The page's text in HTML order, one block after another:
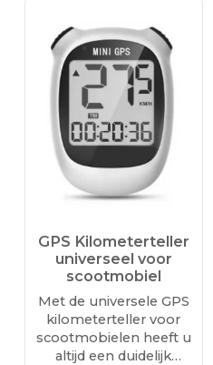
GPS Kilometerteller
universeel voor
scootmobiel
Met de universele GPS
kilometerteller voor
scootmobielen heeft u
altijd een duidelijk